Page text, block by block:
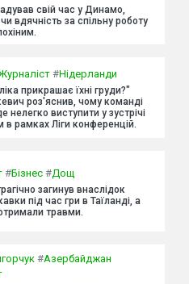
свій час у Динамо,
вдячність за спільну роботу
#Нідерланди
прикрашає їхні груди?"
роз'яснив, чому команді
нелегко виступити у зустрічі
в рамках Ліги конференцій.
#Бізнес #Дощ
загинув внаслідок
під час гри в Таїланді, а
травми.
#Азербайджан